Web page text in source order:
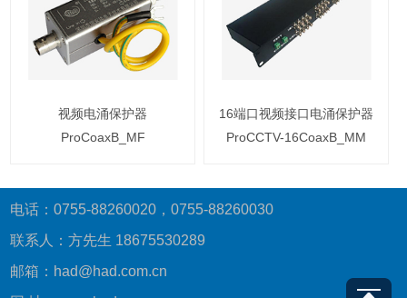
视频电涌保护器
ProCoaxB_MF
16端口视频接口电涌保护器
ProCCTV-16CoaxB_MM
电话：0755-88260020，0755-88260030
联系人：方先生 18675530289
邮箱：had@had.com.cn